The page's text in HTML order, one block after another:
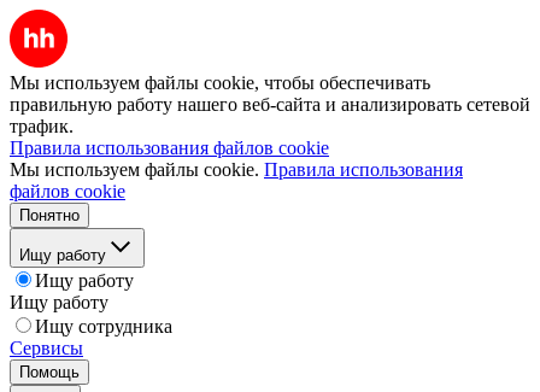
Мы используем файлы cookie, чтобы обеспечивать
правильную работу нашего веб-сайта и анализировать сетевой
трафик.
Правила использования файлов cookie
Мы используем файлы cookie. Правила использования
файлов cookie
Понятно
Ищу работу
Ищу работу
Ищу работу
Ищу сотрудника
Сервисы
Помощь